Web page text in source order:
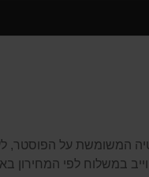
המשומשת על הפוסטר,
במשלוח לפי המחירון